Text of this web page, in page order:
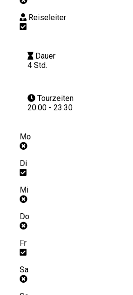
Reiseleiter
Dauer
4 Std.
Tourzeiten
20:00 - 23:30
Mo
Di
Mi
Do
Fr
Sa